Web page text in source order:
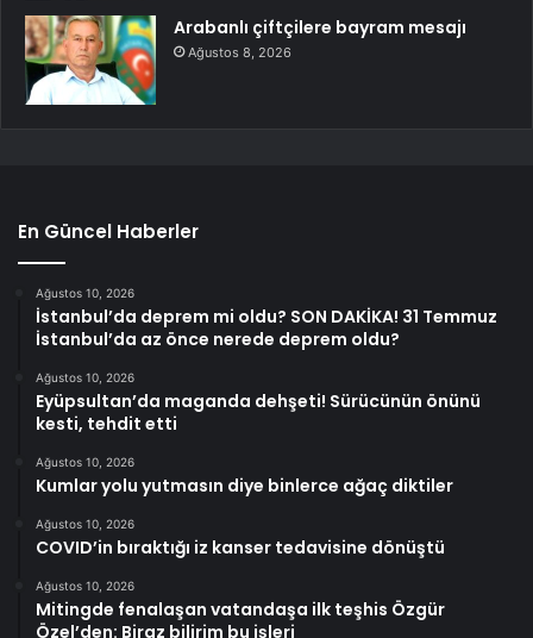
Arabanlı çiftçilere bayram mesajı
Ağustos 8, 2026
En Güncel Haberler
Ağustos 10, 2026
İstanbul’da deprem mi oldu? SON DAKİKA! 31 Temmuz
İstanbul’da az önce nerede deprem oldu?
Ağustos 10, 2026
Eyüpsultan’da maganda dehşeti! Sürücünün önünü
kesti, tehdit etti
Ağustos 10, 2026
Kumlar yolu yutmasın diye binlerce ağaç diktiler
Ağustos 10, 2026
COVID’in bıraktığı iz kanser tedavisine dönüştü
Ağustos 10, 2026
Mitingde fenalaşan vatandaşa ilk teşhis Özgür
Özel’den: Biraz bilirim bu işleri